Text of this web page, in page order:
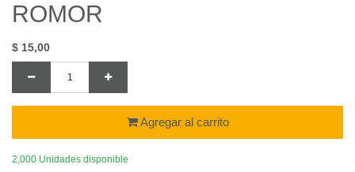
ROMOR
$ 15,00
Agregar al carrito
2,000 Unidades disponible